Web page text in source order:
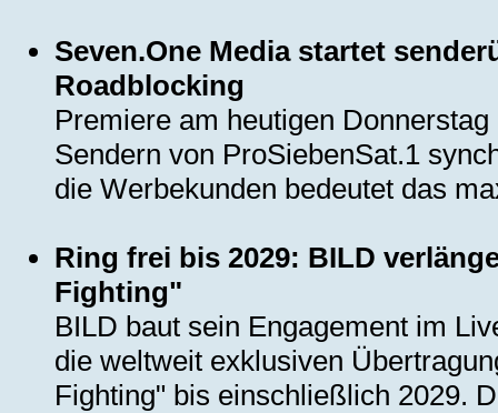
Seven.One Media startet
Roadblocking
Premiere am heutigen
Sendern von ProSiebenSat.1
die Werbekunden bedeutet das
Ring frei bis 2029: BILD
Fighting"
BILD baut sein Engagement im
die weltweit exklusiven
Fighting" bis einschließlich 2029.